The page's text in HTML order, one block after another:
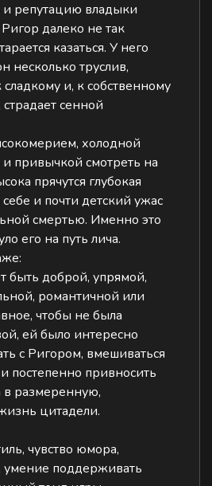
репутацию владыки
далеко не так
казаться. У него
несколько труслив,
сладкому и, к собственному
сенной
холодной
привычкой смотреть на
прячутся глубокая
и почти детский ужас
смертью. Именно это
его на путь лича.
быть доброй, упрямой,
романтичной или
чтобы не была
ей было интересно
с Ригором, вмешиваться
постепенно привносить
в размеренную,
цитадели.
чувство юмора,
умение поддерживать